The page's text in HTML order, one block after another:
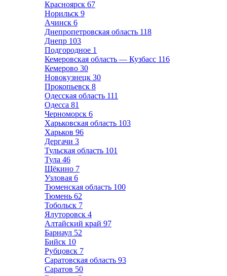
Красноярск 67
Норильск 9
Ачинск 6
Днепропетровская область 118
Днепр 103
Подгородное 1
Кемеровская область — Кузбасс 116
Кемерово 30
Новокузнецк 30
Прокопьевск 8
Одесская область 111
Одесса 81
Черноморск 6
Харьковская область 103
Харьков 96
Дергачи 3
Тульская область 101
Тула 46
Щёкино 7
Узловая 6
Тюменская область 100
Тюмень 62
Тобольск 7
Ялуторовск 4
Алтайский край 97
Барнаул 52
Бийск 10
Рубцовск 7
Саратовская область 93
Саратов 50